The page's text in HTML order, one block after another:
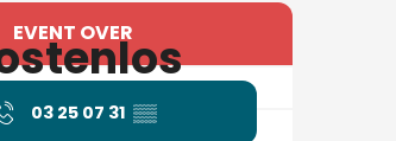
&
EVENT OVER
03 25 07 31 ▒▒